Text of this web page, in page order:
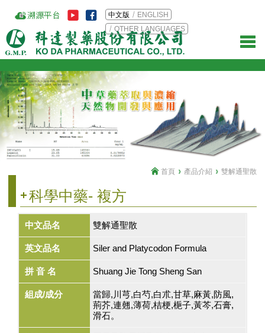
中文版
ENGLISH
OTHER LANGUAGES
科學中藥- 複方
首頁 產品介紹 雙解通聖散
中文品名 雙解通聖散
英文品名 Siler and Platycodon Formula
拼 音 名 Shuang Jie Tong Sheng San
組成/成分
當歸,川芎,白芍,白朮,甘草,麻黃,防風,
荊芥,連翹,薄荷,桔梗,梔子,黃芩,石膏,
滑石。